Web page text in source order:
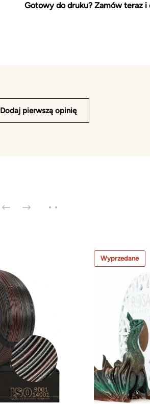
Gotowy do druku? Zamów teraz
Dodaj pierwszą opinię
Wyprzedane